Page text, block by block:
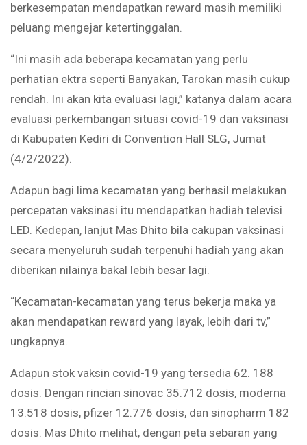
berkesempatan mendapatkan reward masih memiliki
peluang mengejar ketertinggalan.
“Ini masih ada beberapa kecamatan yang perlu
perhatian ektra seperti Banyakan, Tarokan masih cukup
rendah. Ini akan kita evaluasi lagi,” katanya dalam acara
evaluasi perkembangan situasi covid-19 dan vaksinasi
di Kabupaten Kediri di Convention Hall SLG, Jumat
(4/2/2022).
Adapun bagi lima kecamatan yang berhasil melakukan
percepatan vaksinasi itu mendapatkan hadiah televisi
LED. Kedepan, lanjut Mas Dhito bila cakupan vaksinasi
secara menyeluruh sudah terpenuhi hadiah yang akan
diberikan nilainya bakal lebih besar lagi.
“Kecamatan-kecamatan yang terus bekerja maka ya
akan mendapatkan reward yang layak, lebih dari tv,”
ungkapnya.
Adapun stok vaksin covid-19 yang tersedia 62. 188
dosis. Dengan rincian sinovac 35.712 dosis, moderna
13.518 dosis, pfizer 12.776 dosis, dan sinopharm 182
dosis. Mas Dhito melihat, dengan peta sebaran yang